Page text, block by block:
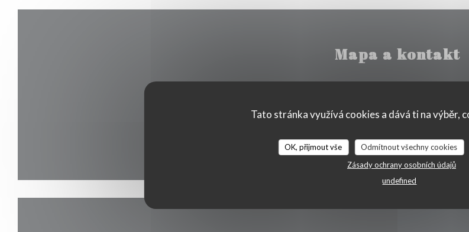
Tato stránka využívá cookies a dává ti na výběr,
OK, přijmout vše Odmítnout všechny cookies
Zásady ochrany osobních údajů
undefined
Mapa a kontakt
158 Route de Watermel 62179